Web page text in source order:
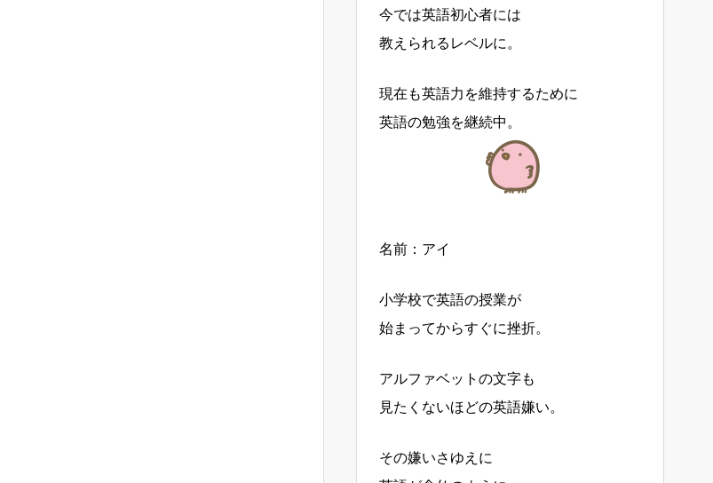
今では英語初心者には
教えられるレベルに。
現在も英語力を維持するために
英語の勉強を継続中。
名前：アイ
小学校で英語の授業が
始まってからすぐに挫折。
アルファベットの文字も
見たくないほどの英語嫌い。
その嫌いさゆえに